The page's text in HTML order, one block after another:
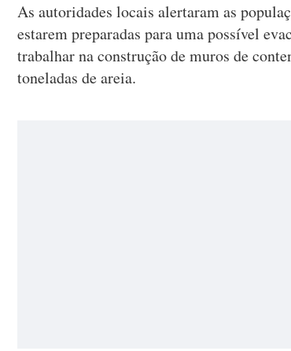
As autoridades locais alertaram as
estarem preparadas para uma possível
trabalhar na construção de muros de
toneladas de areia.